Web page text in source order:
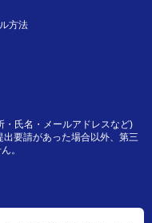
方法
・氏名・メールアドレスなど)
要請があった場合以外、第三
。